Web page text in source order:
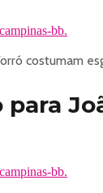
bb.
costumam
bb.